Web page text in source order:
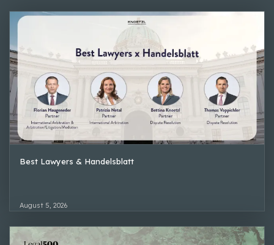
Best Lawyers & Handelsblatt
August 5, 2026